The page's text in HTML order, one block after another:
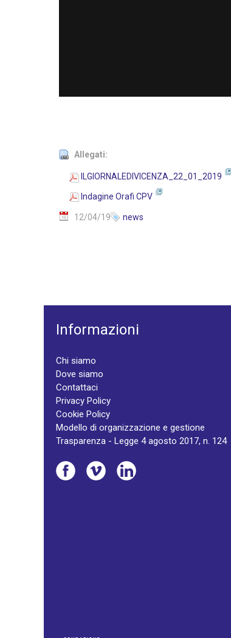
Allegati:
ILGIORNALEDIVICENZA_22_01_2019
Indagine Orafi CPV
12/04/19 news
Informazioni
Chi siamo
Dove siamo
Contattaci
Privacy Policy
Cookie Policy
Modello di organizzazione e gestione
Trasparenza - Legge 4 agosto 2017, n. 124